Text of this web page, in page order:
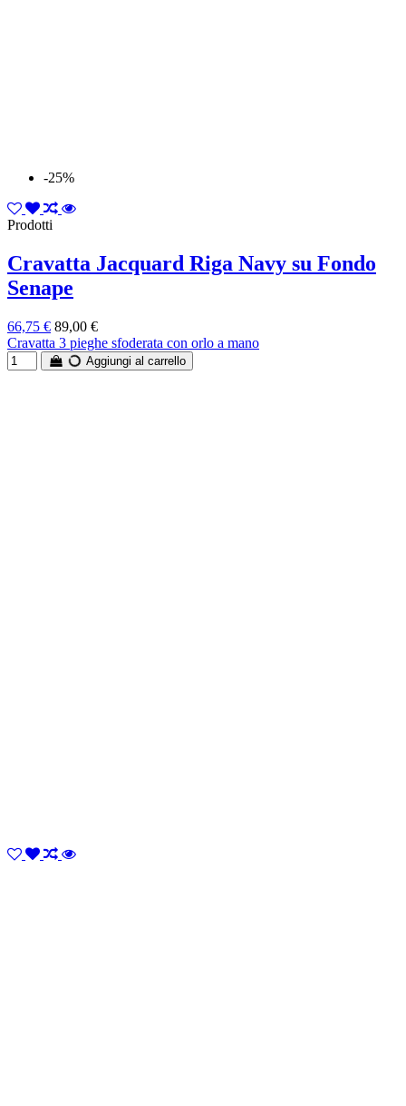
-25%
Prodotti
Cravatta Jacquard Riga Navy su Fondo
Senape
66,75 € 89,00 €
Cravatta 3 pieghe sfoderata con orlo a mano
Aggiungi al carrello